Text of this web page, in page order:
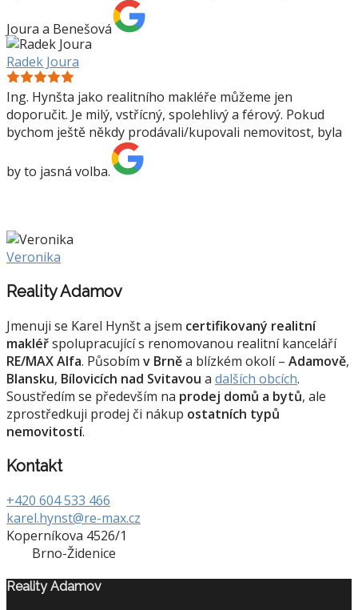
Joura a Benešová
Radek Joura
Ing. Hynšta jako realitního makléře můžeme jen
doporučit. Je milý, vstřícný, spolehlivý a férový. Pokud
bychom ještě někdy prodávali/kupovali nemovitost, byla
by to jasná volba.
Veronika
Reality Adamov
Jmenuji se Karel Hynšt a jsem certifikovaný realitní
makléřspolupracující s renomovanou realitní kanceláří
RE/MAX Alfa. Působím v Brněa blízkém okolí – Adamově,
Blansku, Bílovicích nad Svitavou a dalších obcích.
Soustředím se především na prodej domů a bytů, ale
zprostředkuji prodej či nákup ostatních typů
nemovitostí.
Kontakt
+420 604 533 466
karel.hynst@re-max.cz
Koperníkova 4526/1
Brno-Židenice
Reality Adamov